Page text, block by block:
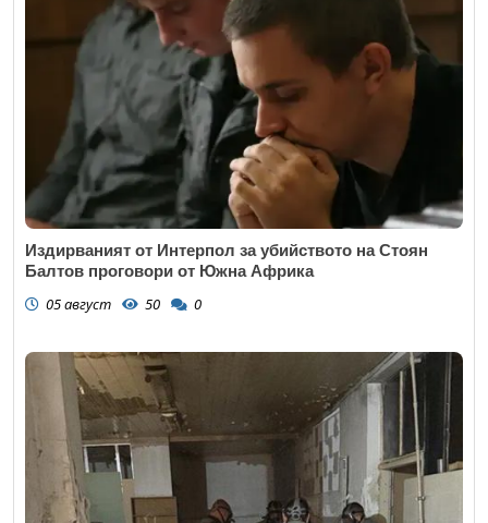
Издирваният от Интерпол за убийството на Стоян
Балтов проговори от Южна Африка
05 август 50 0